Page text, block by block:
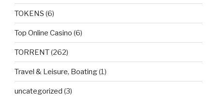
TOKENS (6)
Top Online Casino (6)
TORRENT(262)
Travel & Leisure, Boating(1)
uncategorized (3)